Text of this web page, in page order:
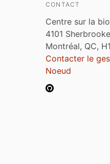
CONTACT
Centre sur la
4101
Montréal, QC,
Contacter le
Noeud